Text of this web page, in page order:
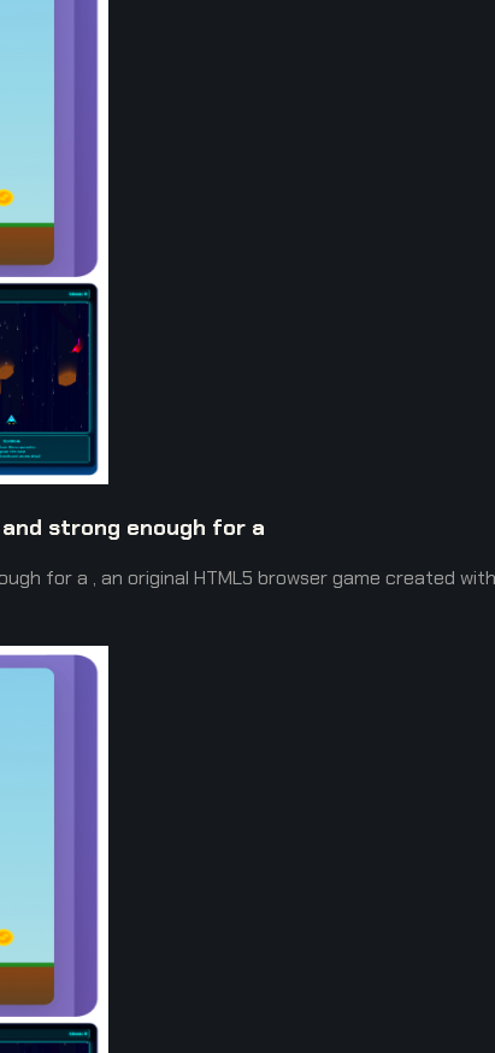
strong enough for a
for a , an original HTML5 browser game created with